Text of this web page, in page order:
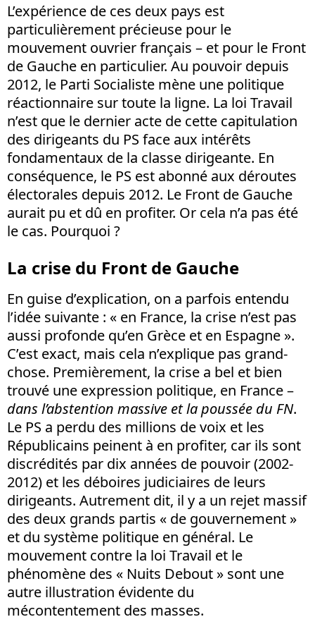
L’expérience de ces deux pays est
particulièrement précieuse pour le
mouvement ouvrier français – et pour le Front
de Gauche en particulier. Au pouvoir depuis
2012, le Parti Socialiste mène une politique
réactionnaire sur toute la ligne. La loi Travail
n’est que le dernier acte de cette capitulation
des dirigeants du PS face aux intérêts
fondamentaux de la classe dirigeante. En
conséquence, le PS est abonné aux déroutes
électorales depuis 2012. Le Front de Gauche
aurait pu et dû en profiter. Or cela n’a pas été
le cas. Pourquoi ?
La crise du Front de Gauche
En guise d’explication, on a parfois entendu
l’idée suivante : « en France, la crise n’est pas
aussi profonde qu’en Grèce et en Espagne ».
C’est exact, mais cela n’explique pas grand-
chose. Premièrement, la crise a bel et bien
trouvé une expression politique, en France –
dans l’abstention massive et la poussée du FN.
Le PS a perdu des millions de voix et les
Républicains peinent à en profiter, car ils sont
discrédités par dix années de pouvoir (2002-
2012) et les déboires judiciaires de leurs
dirigeants. Autrement dit, il y a un rejet massif
des deux grands partis « de gouvernement »
et du système politique en général. Le
mouvement contre la loi Travail et le
phénomène des « Nuits Debout » sont une
autre illustration évidente du
mécontentement des masses.